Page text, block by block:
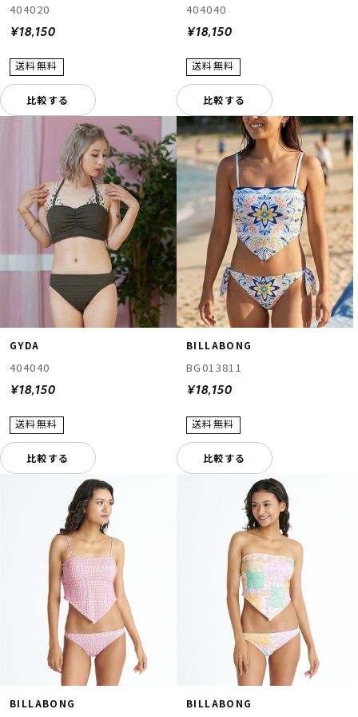
404020
¥18,150
比較する
404040
¥18,150
比較する
GYDA
404040
¥18,150
比較する
BILLABONG
BG013811
¥18,150
比較する
BILLABONG BILLABONG